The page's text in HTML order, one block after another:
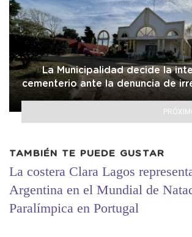
La Municipalidad decide la
cementerio ante la denuncia de
TAMBIÉN TE PUEDE GUSTAR
La costera Clara Lagos
Argentina en el Mundial de
Paralímpica en Portugal